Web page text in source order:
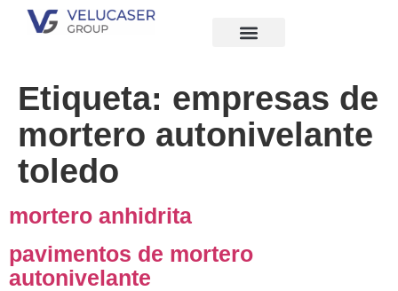
Etiqueta: empresas de
mortero autonivelante
toledo
mortero anhidrita
pavimentos de mortero
autonivelante